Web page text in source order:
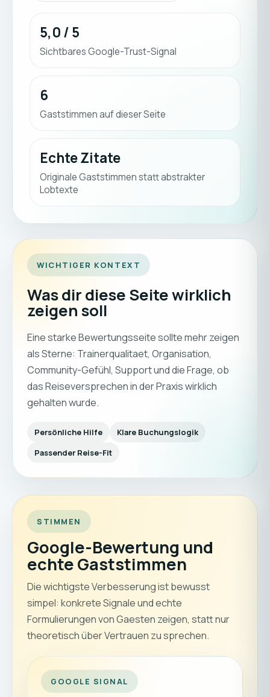
5,0 / 5
Sichtbares Google-Trust-Signal
6
Gaststimmen auf dieser Seite
Echte Zitate
Originale Gaststimmen statt abstrakter
Lobtexte
WICHTIGER KONTEXT
Was dir diese Seite wirklich
zeigen soll
Eine starke Bewertungsseite sollte mehr zeigen
als Sterne: Trainerqualitaet, Organisation,
Community-Gefühl, Support und die Frage, ob
das Reiseversprechen in der Praxis wirklich
gehalten wurde.
Persönliche Hilfe
Klare Buchungslogik
Passender Reise-Fit
STIMMEN
Google-Bewertung und
echte Gaststimmen
Die wichtigste Verbesserung ist bewusst
simpel: konkrete Signale und echte
Formulierungen von Gaesten zeigen, statt nur
theoretisch über Vertrauen zu sprechen.
GOOGLE SIGNAL